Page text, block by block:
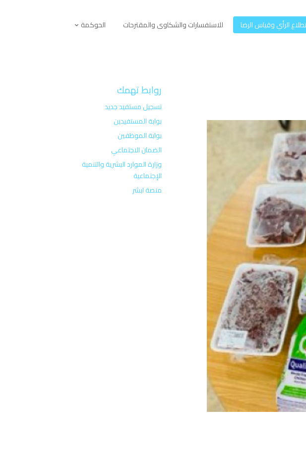
الرأي وقياس الرضا للاستفسارات والشكاوى والمقترحات الحوكمة
روابط تهمك
تسجيل مستفيد جديد
بوابة المستفيدين
بوابة الموظفين
الضمان الاجتماعي
وزارة الموارد البشرية والتنمية
الإجتماعية
منصة ابشر